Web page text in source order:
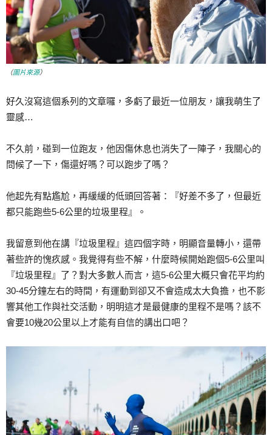
（圖片來源）
好久沒寫這個系列的文章囉，多虧了最近一位朋友，讓我萌生了
靈感…
不久前，碰到一位跑友，他因傷休息也消失了一陣子，我關心的
問候了一下，傷還好嗎？可以跑步了嗎？
他起先有點尷尬，再緩緩的低頭回答著：『好差不多了，但最近
都只能跑些5-6公里的垃圾里程』。
我留意到他在講『垃圾里程』這四個字時，明顯音量轉小，還帶
著些許的愧疚感。我覺得有些不解，什麼時候開始跑個5-6公里叫
『垃圾里程』了？對大多數人而言，這5-6公里大概只會花平均約
30-45分鐘左右的時間，有運動到卻又不會造成太大負擔，也不影
響其他工作與社交活動，明明這才是最健康的里程不是嗎？該不
會要10幾20公里以上才能有自信的講出口吧？